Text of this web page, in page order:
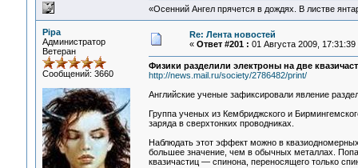
«Осенний Ангел прячется в дождях. В листве
Pipa
Администратор
Ветеран
Сообщений: 3660
Re: Лента новостей
« Ответ #201 : 01 Августа 2009, 17:31:39
Физики разделили электроны на две
http://news.mail.ru/society/2786482/print/
Английские ученые зафиксировали явление
Группа ученых из Кембриджского и
заряда в сверхтонких проводниках.
Наблюдать этот эффект можно в
большее значение, чем в обычных металлах.
квазичастиц — спинона, переносящего только